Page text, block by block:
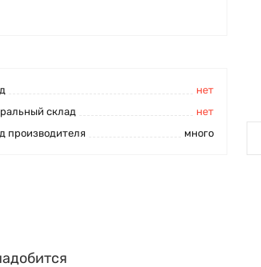
нет
склад
нет
производителя
много